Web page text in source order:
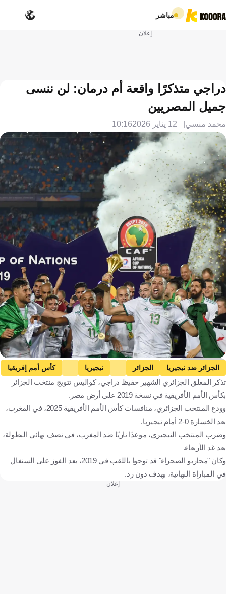
مباشر
إعلان
دراجي متذكرًا واقعة أم درمان: لن ننسى
جميل المصريين
محمد منسي 12 يناير 2026 10:16
Getty Images
الجزائر ضد نيجيريا الجزائر نيجيريا
كأس أمم إفريقيا
السنغال ضد مصر
السنغال
مصر
نيجيريا ضد المغرب
المغرب الجزائر
السنغال
مصر
تذكر المعلق الجزائري الشهير حفيظ دراجي، كواليس تتويج منتخب الجزائر
بكأس الأمم الأفريقية في نسخة 2019 على أرض مصر.
وودع المنتخب الجزائري، منافسات كأس الأمم الأفريقية 2025، في المغرب،
بعد الخسارة 0-2 أمام نيجيريا.
وضرب المنتخب النيجيري، موعدًا ناريًا ضد المغرب، في نصف نهائي البطولة،
بعد غد الأربعاء.
وكان "محاربو الصحراء" قد توجوا باللقب في 2019، بعد الفوز على السنغال
في المباراة النهائية، بهدف دون رد.
إعلان